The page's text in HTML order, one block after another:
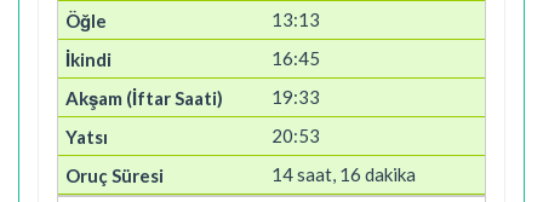
13:13
16:45
19:33
20:53
14 saat, 16 dakika